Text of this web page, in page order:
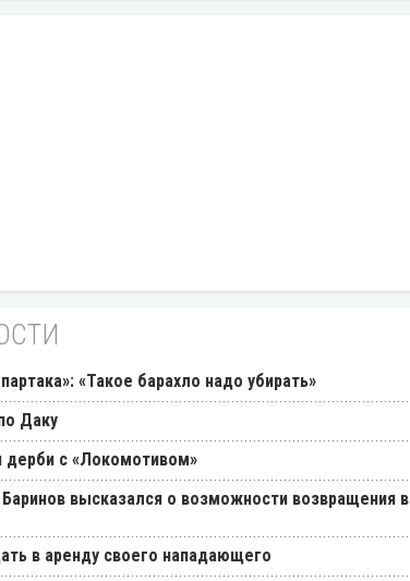
«Такое барахло надо убирать»
Даку
дерби с «Локомотивом»
Баринов высказался о возможности возвращения в
в аренду своего нападающего